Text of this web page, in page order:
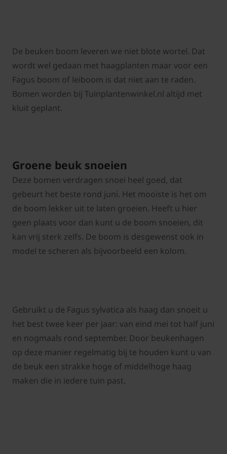
De beuken boom leveren we niet blote wortel. Dat
wordt wel gedaan met haagplanten maar voor een
Fagus boom of leiboom is dat niet aan te raden.
Bomen worden bij Tuinplantenwinkel.nl altijd met
kluit geplant.
Groene beuk snoeien
Deze bomen verdragen snoei heel goed, dat
gebeurt het beste rond juni. Het mooiste is het om
de boom lekker uit te laten groeien. Heeft u hier
geen plaats voor dan kunt u de boom snoeien, dit
kan vrij sterk zelfs. De boom is desgewenst ook in
model te scheren als bijvoorbeeld een kolom.
Gebruikt u de Fagus sylvatica als haag dan snoeit u
het best twee keer per jaar: van eind mei tot half juni
en nogmaals rond september. Door beukenhagen
op deze manier regelmatig bij te houden kunt u van
de beuk een strakke hoge of middelhoge haag
maken die in iedere tuin past.